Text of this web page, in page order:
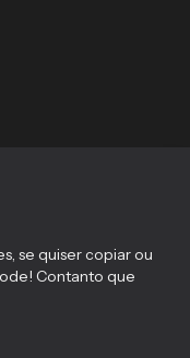
se quiser copiar ou
Contanto que